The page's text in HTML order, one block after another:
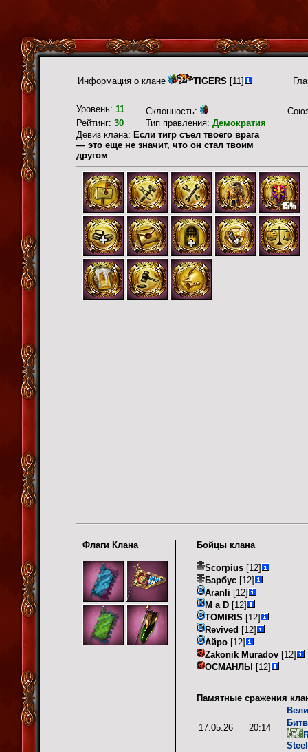
Информация о клане TIGERS [11]
Уровень: 11 Склонность:
Рейтинг: 30 Тип правления: Демократия
Девиз клана: Если тигр съел твоего врага
— это еще не значит, что он стал твоим
другом
Флаги Клана Бойцы клана
Scorpius [12]
Барбус [12]
Aranli [12]
M a D [12]
TOMIRIS [12]
Revived [12]
Айро [12]
Zakonik Muradov [12]
ОСМАНЛЫ [12]
Памятные сражения
17.05.26 20:14